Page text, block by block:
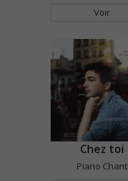
Voir
Chez toi
Piano Chant